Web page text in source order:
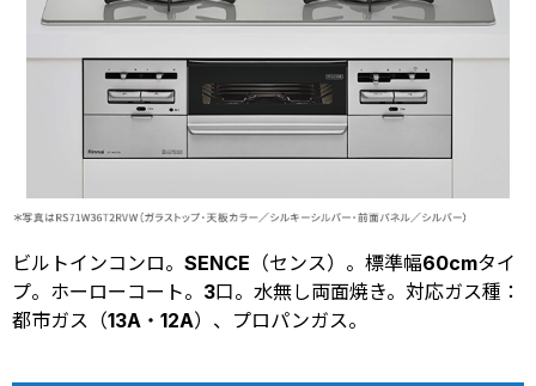
ビルトインコンロ。SENCE（センス）。標準幅60cmタイ
プ。ホーローコート。3口。水無し両面焼き。対応ガス種：
都市ガス（13A・12A）、プロパンガス。